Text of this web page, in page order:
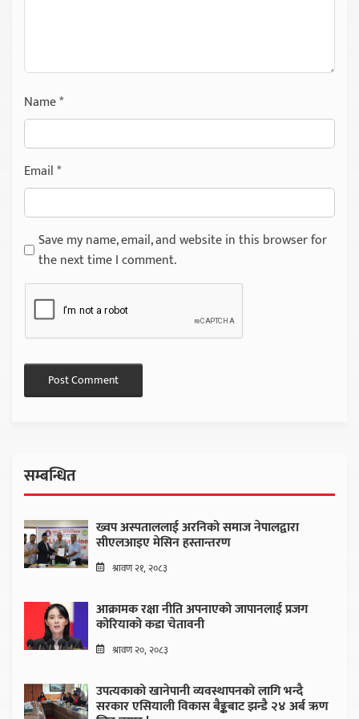
Name*
Email*
Save my name, email, and website in this browser for
the next time I comment.
सम्बन्धित
ख्वप अस्पताललाई अरनिको समाज नेपालद्वारा
सीएलआइए मेसिन हस्तान्तरण
श्रावण २१, २०८३
आक्रामक रक्षा नीति अपनाएको जापानलाई प्रजग
कोरियाको कडा चेतावनी
श्रावण २०, २०८३
उपत्यकाको खानेपानी व्यवस्थापनको लागि भन्दै
सरकार एसियाली विकास बैङ्कबाट झन्डै २४ अर्ब ऋण